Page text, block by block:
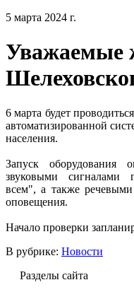
5 марта 2024 г.
Уважаемые
6 марта будет
автоматизированной
населения.
Запуск оборудования
звуковыми сигналами
всем", а также
оповещения.
Начало проверки
В рубрике: Новости
Разделы сайта